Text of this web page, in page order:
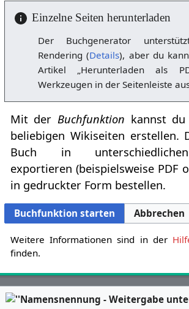
Einzelne Seiten herunterladen
Der Buchgenerator
Rendering (Details), aber du
Artikel „Herunterladen als
Werkzeugen in der Seitenleiste
Mit derBuchfunktion kannst
beliebigen Wikiseiten erstellen.
Buch in
exportieren (beispielsweise PDF
in gedruckter Form bestellen.
Buchfunktion starten Abbrechen
Weitere Informationen sind in der
finden.